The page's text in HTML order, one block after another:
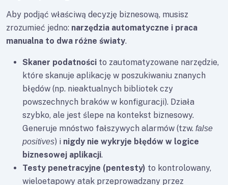
Aby podjąć właściwą decyzję biznesową, musisz
zrozumieć jedno: narzędzia automatyczne i praca
manualna to dwa różne światy.
Skaner podatności to zautomatyzowane narzędzie,
które skanuje aplikację w poszukiwaniu znanych
błędów (np. nieaktualnych bibliotek czy
powszechnych braków w konfiguracji). Działa
szybko, ale jest ślepe na kontekst biznesowy.
Generuje mnóstwo fałszywych alarmów (tzw. false
positives) i nigdy nie wykryje błędów w logice
biznesowej aplikacji.
Testy penetracyjne (pentesty) to kontrolowany,
wieloetapowy atak przeprowadzany przez